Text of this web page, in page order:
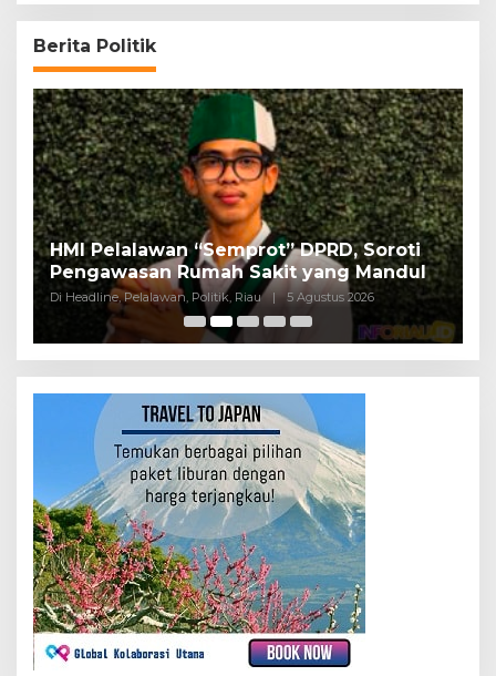
Berita Politik
HMI Pelalawan “Semprot” DPRD, Soroti
Pengawasan Rumah Sakit yang Mandul
Di Headline, Pelalawan, Politik, Riau | 5 Agustus 2026